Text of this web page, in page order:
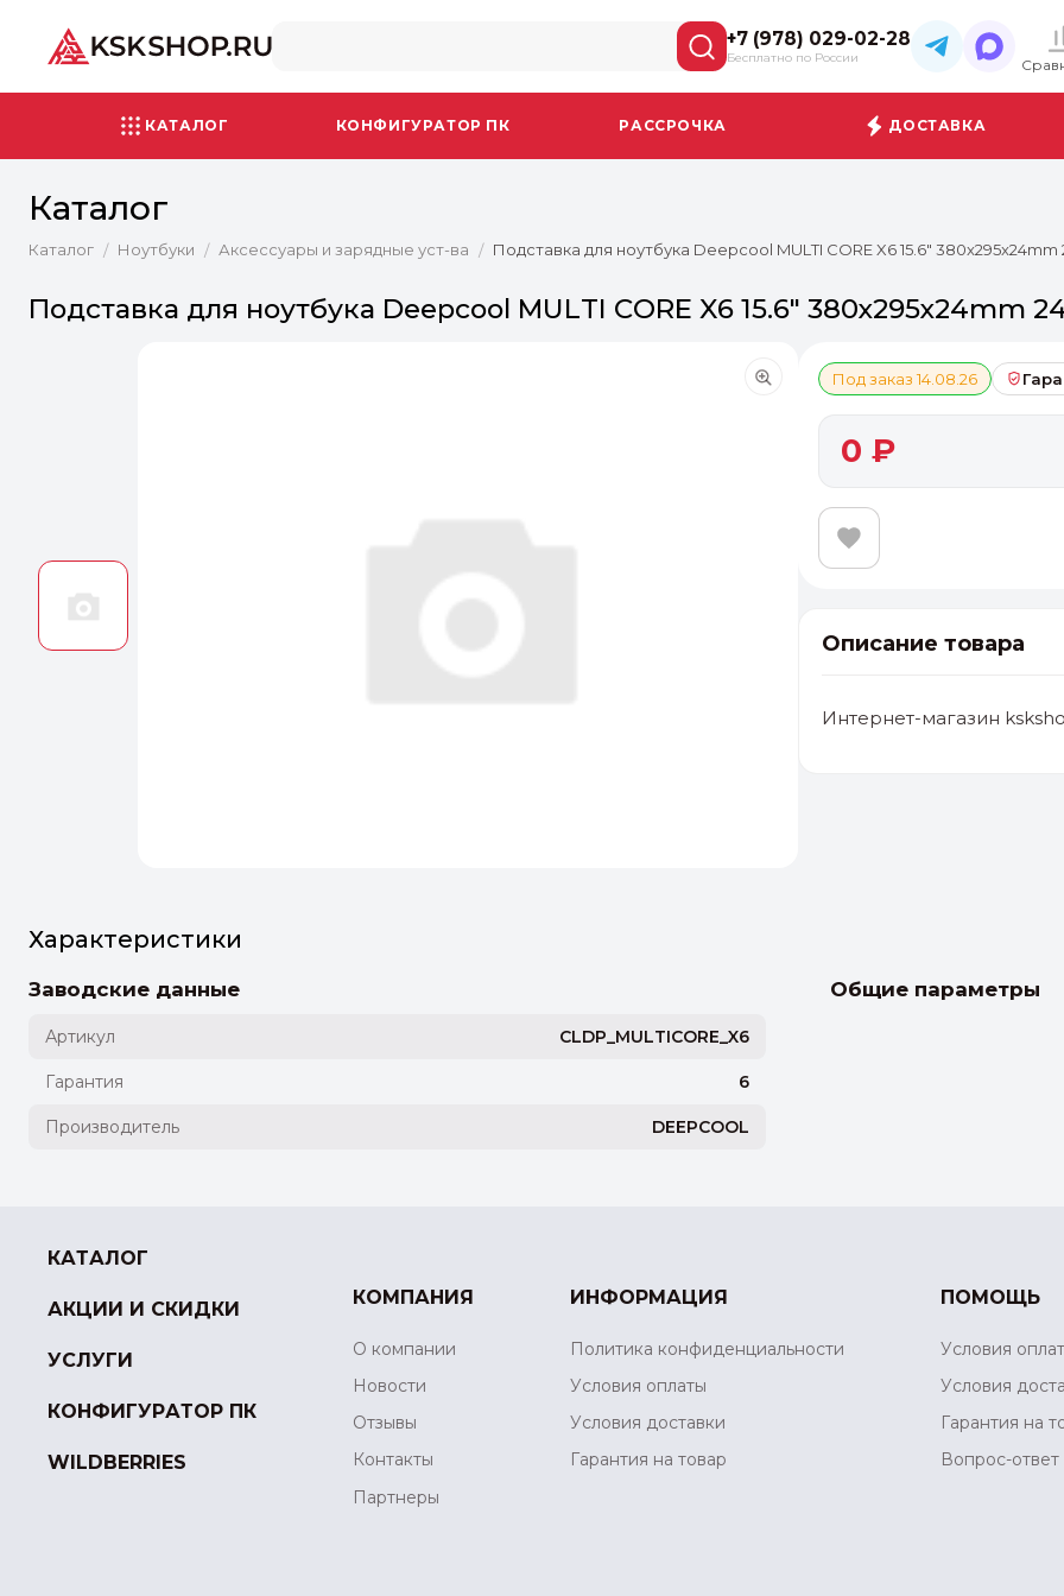
+7 (978) 029-02-28
Бесплатно по России
КАТАЛОГ КОНФИГУРАТОР ПК РАССРОЧКА ДОСТАВКА
Каталог
Каталог / Ноутбуки / Аксессуары и зарядные уст-ва / Подставка для ноутбука Deepcool MULTI CORE X6 15.6"
Подставка для ноутбука Deepcool MULTI CORE X6 15.6" 380x295x24mm
Под заказ 14.08.26
0 ₽
Описание товара
Интернет-магазин
Характеристики
Заводские данные
Артикул CLDP_MULTICORE_X6
Гарантия 6
Производитель DEEPCOOL
Общие параметры
КАТАЛОГ
АКЦИИ И СКИДКИ
УСЛУГИ
КОНФИГУРАТОР ПК
WILDBERRIES
КОМПАНИЯ
О компании
Новости
Отзывы
Контакты
Партнеры
ИНФОРМАЦИЯ
Политика конфиденциальности
Условия оплаты
Условия доставки
Гарантия на товар
ПОМОЩЬ
Условия
Условия
Гарантия на
Вопрос-ответ